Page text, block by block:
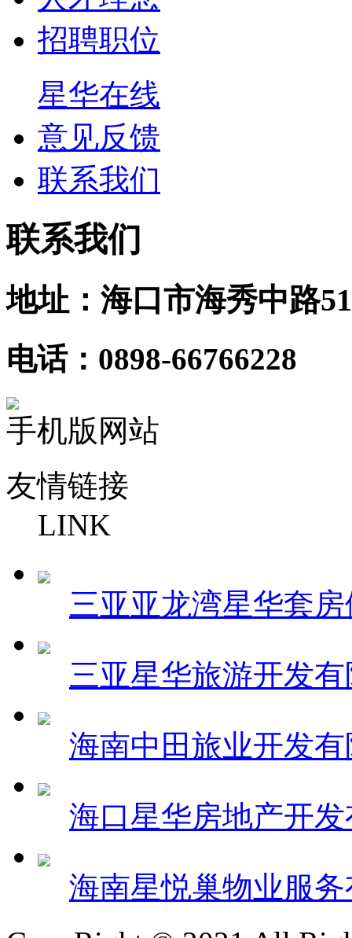
招聘职位
星华在线
意见反馈
联系我们
联系我们
地址：海口市海秀中路
电话：0898-66766228
手机版网站
友情链接
LINK
三亚亚龙湾星华套
三亚星华旅游开发
海南中田旅业开发
海口星华房地产开
海南星悦巢物业服